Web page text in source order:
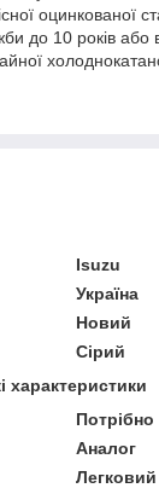
оцинкованої
до 10 років або
Isuzu
Україна
Новий
Сірий
характеристики
Потрібно
Аналог